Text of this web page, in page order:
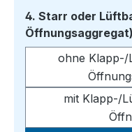
4. Starr oder
Öffnungsaggregat)
ohne Klapp-/
mit Klapp-/